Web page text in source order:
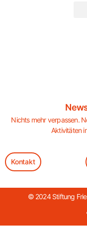
Nichts mehr verpassen.
Aktivitäten
Kontakt
© 2024 Stiftung